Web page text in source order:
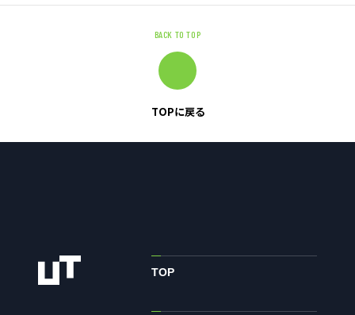
顧客情報の取り扱いについて
BACK TO TOP
TOPに戻る
TOP